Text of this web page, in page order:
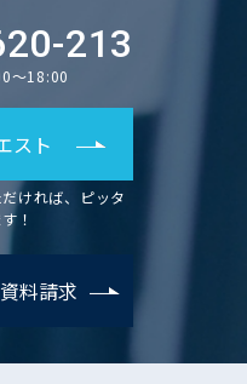
213
～18:00
スト
ければ、ピッタ
！
料請求